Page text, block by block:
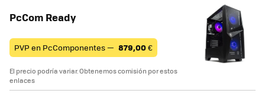
PcCom Ready
PVP en PcComponentes — 879,00€
El precio podría variar. Obtenemos comisión por estos
enlaces